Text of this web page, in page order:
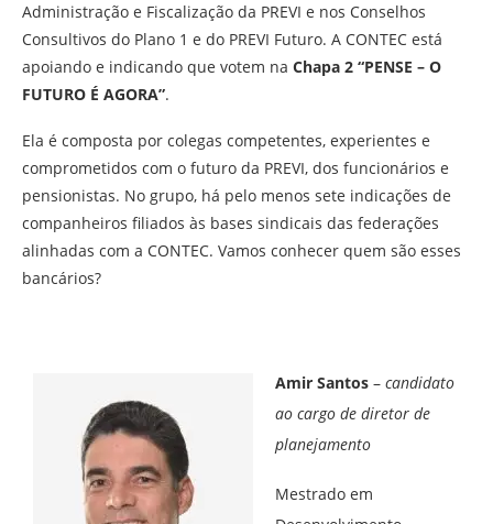
Administração e Fiscalização da PREVI e nos Conselhos
Consultivos do Plano 1 e do PREVI Futuro. A CONTEC está
apoiando e indicando que votem na Chapa 2 “PENSE – O
FUTURO É AGORA”.
Ela é composta por colegas competentes, experientes e
comprometidos com o futuro da PREVI, dos funcionários e
pensionistas. No grupo, há pelo menos sete indicações de
companheiros filiados às bases sindicais das federações
alinhadas com a CONTEC. Vamos conhecer quem são esses
bancários?
Amir Santos – candidato
ao cargo de diretor de
planejamento
Mestrado em